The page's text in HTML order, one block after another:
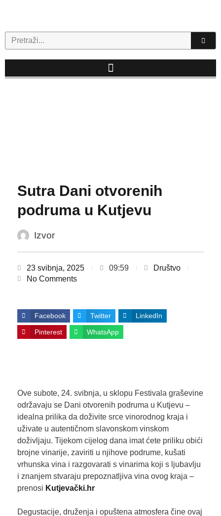
Search
Sutra Dani otvorenih
podruma u Kutjevu
Izvor
23 svibnja, 2025 09:59
Društvo
No Comments
Facebook Twitter LinkedIn
Pinterest WhatsApp
Ove subote, 24. svibnja, u sklopu Festivala graševine
održavaju se Dani otvorenih podruma u Kutjevu –
idealna prilika da doživite srce vinorodnog kraja i
uživate u autentičnom slavonskom vinskom
doživljaju. Tijekom cijelog dana imat ćete priliku obići
brojne vinarije, zaviriti u njihove podrume, kušati
vrhunska vina i razgovarati s vinarima koji s ljubavlju
i znanjem stvaraju prepoznatljiva vina ovog kraja –
prenosi Kutjevački.hr
Degustacije, druženja i opuštena atmosfera čine ovaj